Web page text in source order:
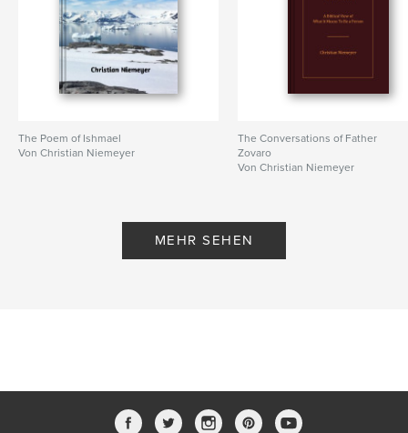
The Poem of Ishmael
Von Christian Niemeyer
The Conversations of Father
Zovaro
Von Christian Niemeyer
MEHR SEHEN